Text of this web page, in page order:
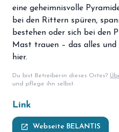
eine geheimnisvolle
bei den Rittern spüren,
bestehen oder sich bei den
Mast trauen – das alles
hier.
Du bist Betreiber:in dieses Ortes?
und pflege ihn selbst.
Link
launch Webseite BELANTIS